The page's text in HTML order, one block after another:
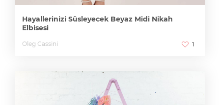
Hayallerinizi Süsleyecek Beyaz Midi Nikah
Elbisesi
Oleg Cassini 1